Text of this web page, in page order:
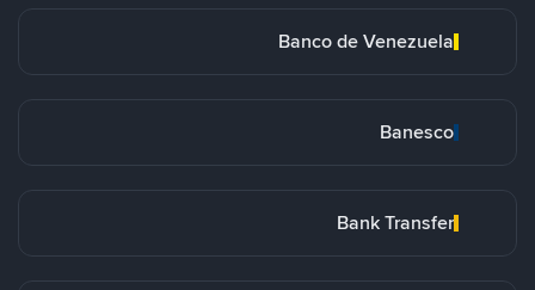
Banco de Venezuela
Banesco
Bank Transfer